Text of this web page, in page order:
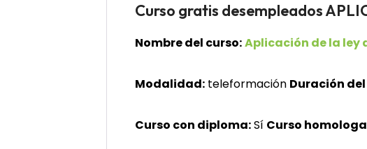
Curso gratis desempleados
Nombre del curso:Aplicación de la ley
Modalidad: teleformación Duración
Curso con diploma:Sí Curso